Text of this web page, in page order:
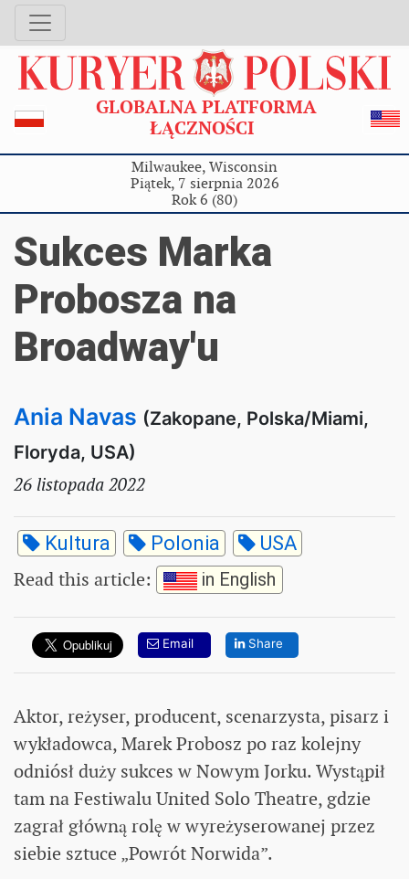
GLOBALNA PLATFORMA
ŁĄCZNOŚCI
Milwaukee, Wisconsin
Piątek, 7 sierpnia 2026
Rok 6 (80)
Sukces Marka
Probosza na
Broadway'u
Ania Navas (Zakopane, Polska/Miami,
Floryda, USA)
26 listopada 2022
Kultura Polonia USA
Read this article: in English
Email Share
Aktor, reżyser, producent, scenarzysta, pisarz i
wykładowca, Marek Probosz po raz kolejny
odniósł duży sukces w Nowym Jorku. Wystąpił
tam na Festiwalu United Solo Theatre, gdzie
zagrał główną rolę w wyreżyserowanej przez
siebie sztuce „Powrót Norwida”.